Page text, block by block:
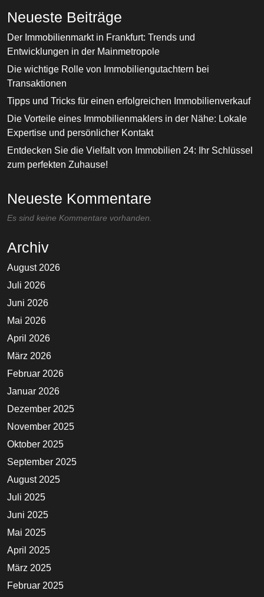
Neueste Beiträge
Der Immobilienmarkt in Frankfurt: Trends und
Entwicklungen in der Mainmetropole
Die wichtige Rolle von Immobiliengutachtern bei
Transaktionen
Tipps und Tricks für einen erfolgreichen Immobilienverkauf
Die Vorteile eines Immobilienmaklers in der Nähe: Lokale
Expertise und persönlicher Kontakt
Entdecken Sie die Vielfalt von Immobilien 24: Ihr Schlüssel
zum perfekten Zuhause!
Neueste Kommentare
Es sind keine Kommentare vorhanden.
Archiv
August 2026
Juli 2026
Juni 2026
Mai 2026
April 2026
März 2026
Februar 2026
Januar 2026
Dezember 2025
November 2025
Oktober 2025
September 2025
August 2025
Juli 2025
Juni 2025
Mai 2025
April 2025
März 2025
Februar 2025